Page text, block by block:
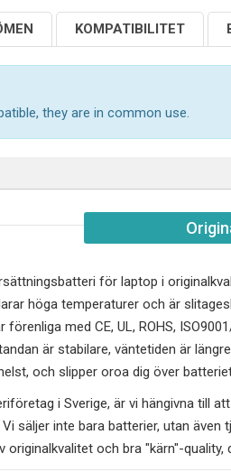
KOMPATIBILITET
they are in common use.
för laptop i
höga temperaturer och är
med CE, UL, ROHS,
är stabilare, väntetiden är
och slipper oroa dig över
i Sverige, är vi hängivna till
säljer inte bara batterier, utan
originalkvalitet och bra "kärn"-quality,